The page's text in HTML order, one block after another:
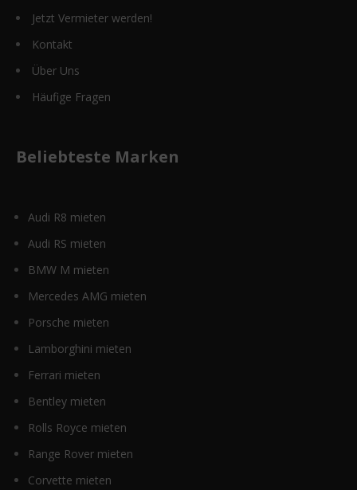
Jetzt Vermieter werden!
Kontakt
Über Uns
Häufige Fragen
Beliebteste Marken
Audi R8 mieten
Audi RS mieten
BMW M mieten
Mercedes AMG mieten
Porsche mieten
Lamborghini mieten
Ferrari mieten
Bentley mieten
Rolls Royce mieten
Range Rover mieten
Corvette mieten